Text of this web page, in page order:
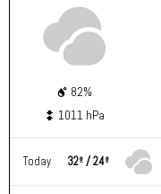
82%
1011 hPa
Today 32º / 24º